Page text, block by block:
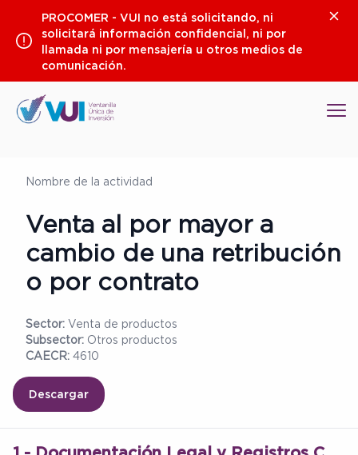
contenido
PROCOMER - VUI no está solicitando, ni
solicitará información confidencial, ni por
llamada ni por mensajería u otros medios de
comunicación.
Nombre de la actividad
Venta al por mayor a
cambio de una retribución
o por contrato
Sector: Venta de productos
Subsector: Otros productos
CAECR: 4610
Descargar